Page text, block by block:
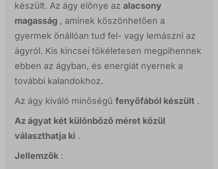
készült. Az ágy előnye az alacsony
magasság , aminek köszönhetően a
gyermek önállóan tud fel- vagy lemászni az
ágyról. Kis kincsei tökéletesen megpihennek
ebben az ágyban, és energiát nyernek a
további kalandokhoz.
Az ágy kiváló minőségű fenyőfából készült .
Az ágyat két különböző méret közül
választhatja ki .
Jellemzők :